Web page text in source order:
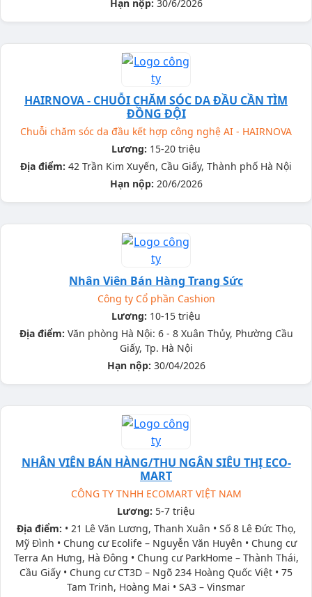
Hạn nộp: 30/6/2026
HAIRNOVA - CHUỖI CHĂM SÓC DA ĐẦU CẦN TÌM
ĐỒNG ĐỘI
Chuỗi chăm sóc da đầu kết hợp công nghệ AI - HAIRNOVA
Lương: 15-20 triệu
Địa điểm: 42 Trần Kim Xuyến, Cầu Giấy, Thành phố Hà Nội
Hạn nộp: 20/6/2026
Nhân Viên Bán Hàng Trang Sức
Công ty Cổ phần Cashion
Lương: 10-15 triệu
Địa điểm: Văn phòng Hà Nội: 6 - 8 Xuân Thủy, Phường Cầu
Giấy, Tp. Hà Nội
Hạn nộp: 30/04/2026
NHÂN VIÊN BÁN HÀNG/THU NGÂN SIÊU THỊ ECO-
MART
CÔNG TY TNHH ECOMART VIỆT NAM
Lương: 5-7 triệu
Địa điểm: • 21 Lê Văn Lương, Thanh Xuân • Số 8 Lê Đức Thọ,
Mỹ Đình • Chung cư Ecolife – Nguyễn Văn Huyên • Chung cư
Terra An Hưng, Hà Đông • Chung cư ParkHome – Thành Thái,
Cầu Giấy • Chung cư CT3D – Ngõ 234 Hoàng Quốc Việt • 75
Tam Trinh, Hoàng Mai • SA3 – Vinsmar